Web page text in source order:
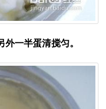
一半蛋清搅匀。